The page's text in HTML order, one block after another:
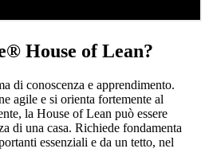
House of Lean?
di conoscenza e apprendimento.
agile e si orienta fortemente al
la House of Lean può essere
di una casa. Richiede fondamenta
essenziali e da un tetto, nel